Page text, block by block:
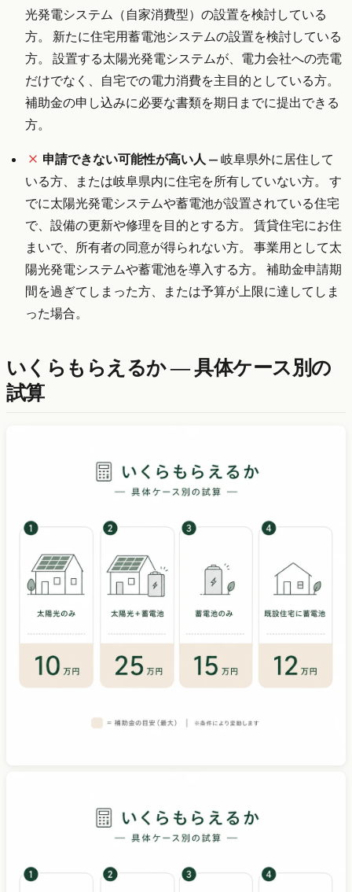
光発電システム（自家消費型）の設置を検討している
方。 新たに住宅用蓄電池システムの設置を検討している
方。 設置する太陽光発電システムが、電力会社への売電
だけでなく、自宅での電力消費を主目的としている方。
補助金の申し込みに必要な書類を期日までに提出できる
方。
申請できない可能性が高い人 — 岐阜県外に居住して
いる方、または岐阜県内に住宅を所有していない方。 す
でに太陽光発電システムや蓄電池が設置されている住宅
で、設備の更新や修理を目的とする方。 賃貸住宅にお住
まいで、所有者の同意が得られない方。 事業用として太
陽光発電システムや蓄電池を導入する方。 補助金申請期
間を過ぎてしまった方、または予算が上限に達してしま
った場合。
いくらもらえるか — 具体ケース別の
試算